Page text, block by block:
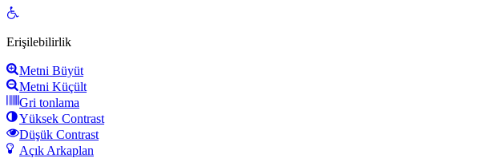
Open
Erişilebilirlik
Metni Büyüt
Metni Küçült
Gri tonlama
Yüksek Contrast
Düşük Contrast
Açık Arkaplan